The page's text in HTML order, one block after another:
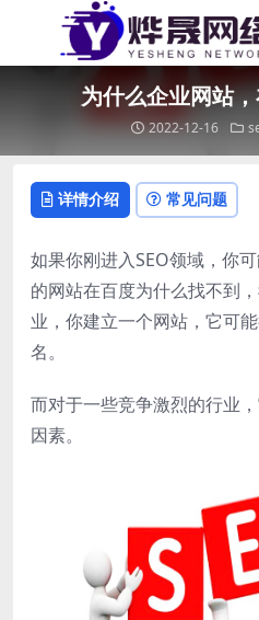
为什么企业网站
2022-12-16
详情介绍 常见问题
如果你刚进入SEO领域，你
的网站在百度为什么找不到
业，你建立一个网站，它可
名。
而对于一些竞争激烈的行业
因素。